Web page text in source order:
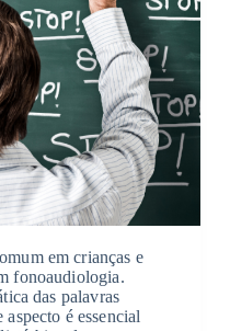
em crianças e
fonoaudiologia.
das palavras
é essencial